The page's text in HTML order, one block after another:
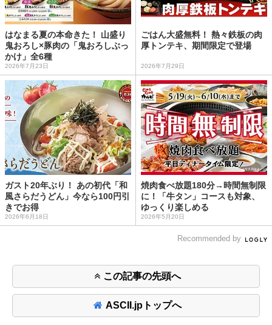
はなまる夏の本命きた！ 山盛り
鬼おろし×豚肉の「鬼おろしぶっ
かけ」全6種
2026年7月23日
ごはん大盛無料！ 熱々鉄板の肉
厚トンテキ、期間限定で登場
2026年7月29日
ガスト20年ぶり！ あの初代「和
風さらだうどん」今なら100円引
きでお得
2026年6月18日
焼肉食べ放題180分→時間無制限
に！「牛タン」コースも対象、
ゆっくり楽しめる
2026年5月20日
Recommended by
この記事の先頭へ
ASCII.jpトップへ